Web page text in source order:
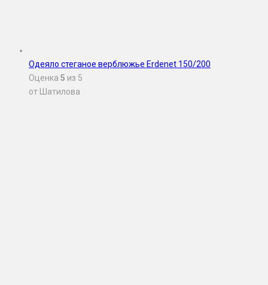
Одеяло стеганое верблюжье Erdenet 150/200
Оценка 5 из 5
от Шатилова